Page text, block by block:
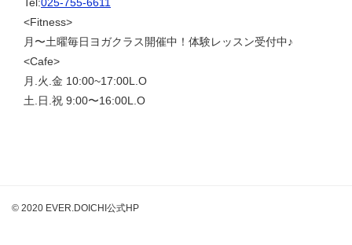
<Fitness>
月〜土曜毎日ヨガクラス開催中！体験レッスン受付中♪
<Cafe>
月.火.金 10:00~17:00L.O
土.日.祝 9:00〜16:00L.O
© 2020 EVER.DOICHI公式HP